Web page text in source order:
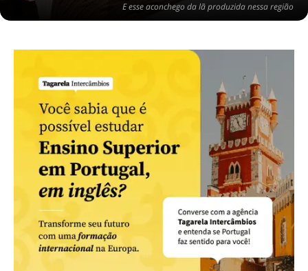
E esse aconchego da lã produzida nessa região